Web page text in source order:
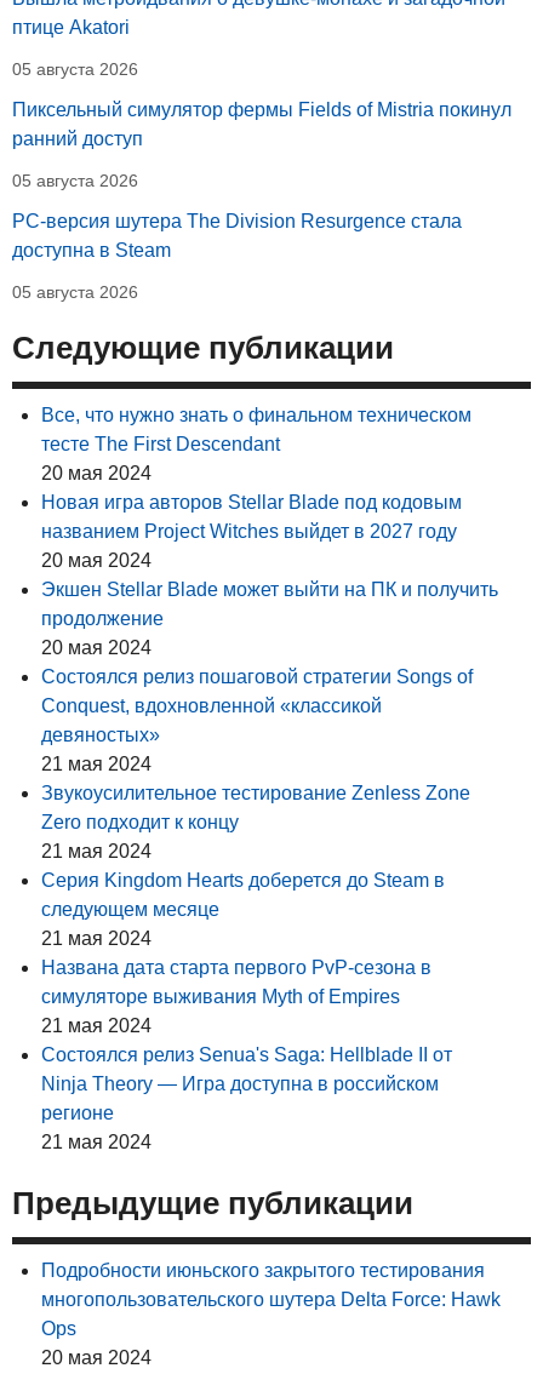
птице Akatori
05 августа 2026
Пиксельный симулятор фермы Fields of Mistria покинул
ранний доступ
05 августа 2026
PC-версия шутера The Division Resurgence стала
доступна в Steam
05 августа 2026
Следующие публикации
Все, что нужно знать о финальном техническом
тесте The First Descendant
20 мая 2024
Новая игра авторов Stellar Blade под кодовым
названием Project Witches выйдет в 2027 году
20 мая 2024
Экшен Stellar Blade может выйти на ПК и получить
продолжение
20 мая 2024
Состоялся релиз пошаговой стратегии Songs of
Conquest, вдохновленной «классикой
девяностых»
21 мая 2024
Звукоусилительное тестирование Zenless Zone
Zero подходит к концу
21 мая 2024
Серия Kingdom Hearts доберется до Steam в
следующем месяце
21 мая 2024
Названа дата старта первого PvP-сезона в
симуляторе выживания Myth of Empires
21 мая 2024
Состоялся релиз Senua's Saga: Hellblade II от
Ninja Theory — Игра доступна в российском
регионе
21 мая 2024
Предыдущие публикации
Подробности июньского закрытого тестирования
многопользовательского шутера Delta Force: Hawk
Ops
20 мая 2024